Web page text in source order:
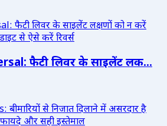
फैटी लिवर के साइलेंट लक...